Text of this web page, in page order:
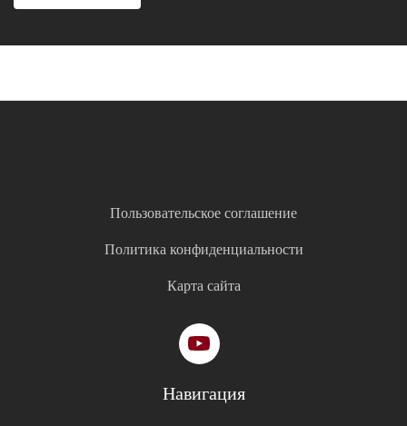
Пользовательское соглашение
Политика конфиденциальности
Карта сайта
Навигация